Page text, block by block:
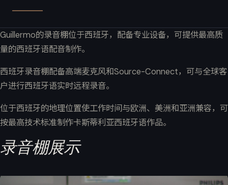
Guillermo的录音棚位于西班牙，配备专业设备，可提供最高质
量的西班牙语配音制作。
西班牙录音棚配备高端麦克风和Source-Connect，可与全球客
户进行西班牙语实时远程录音。
位于西班牙的地理位置使工作时间与欧洲、美洲和亚洲兼容，可
按最高技术标准制作卡斯蒂利亚西班牙语作品。
录音棚展示